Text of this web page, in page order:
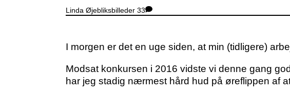
Linda Øjebliksbilleder 33
I morgen er det en uge siden, at min (tidligere)
Modsat konkursen i 2016 vidste vi denne gang
har jeg stadig nærmest hård hud på øreflippen af